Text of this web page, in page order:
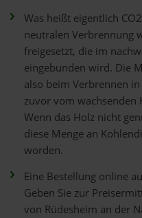
Was heißt eigentlich
neutralen Verbrennung
freigesetzt, die im
eingebunden wird. Die
also beim Verbrennen
zuvor vom wachsenden
Wenn das Holz nicht
diese Menge an
worden.
Eine Bestellung online
Geben Sie zur
von Rüdesheim an der